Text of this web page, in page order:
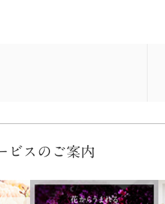
ビスのご案内